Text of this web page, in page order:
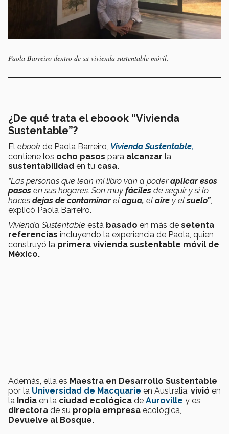
Paola Barreiro dentro de su vivienda sustentable móvil.
¿De qué trata el eboook “Vivienda
Sustentable”?
El ebook de Paola Barreiro, Vivienda Sustentable,
contiene los ocho pasos para alcanzar la
sustentabilidad en tu casa.
“Las personas que lean mi libro van a poderaplicar esos
pasos en sus hogares. Son muy fáciles de seguir y si lo
haces dejas de contaminarel agua, el aire y elsuelo”,
explicó Paola Barreiro.
Vivienda Sustentable está basado en más de setenta
referencias incluyendo la experiencia de Paola, quien
construyó la primera vivienda sustentable móvil de
México.
Además, ella es Maestra en Desarrollo Sustentable
por la Universidad de Macquarie en Australia, vivió en
la India en la ciudad ecológica de Auroville y es
directora de su propia empresa ecológica,
Devuelve al Bosque.